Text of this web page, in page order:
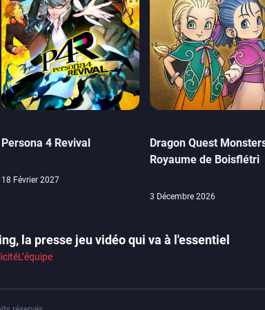
Persona 4 Revival
18 Février 2027
Dragon Quest
Royaume de Boisflétri
3 Décembre 2026
la presse jeu vidéo qui va à l'essentiel
L’équipe